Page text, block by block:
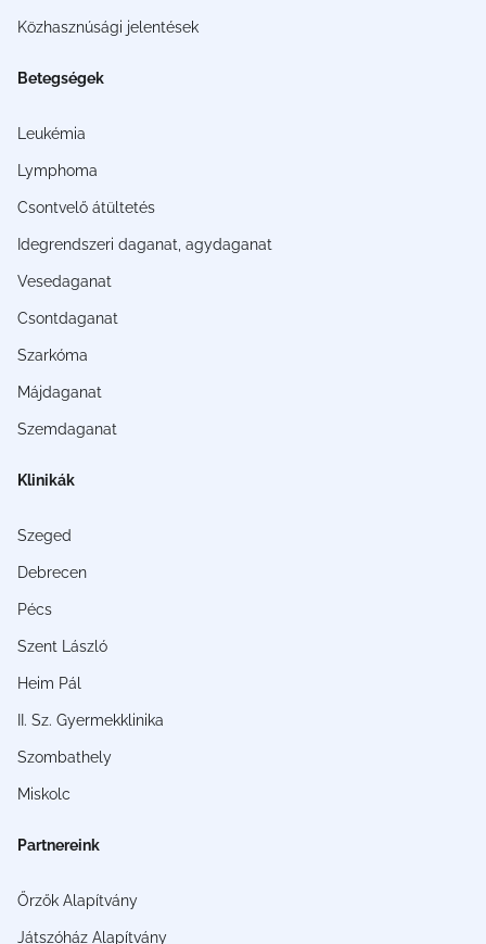
Közhasznúsági jelentések
Betegségek
Leukémia
Lymphoma
Csontvelő átültetés
Idegrendszeri daganat, agydaganat
Vesedaganat
Csontdaganat
Szarkóma
Májdaganat
Szemdaganat
Klinikák
Szeged
Debrecen
Pécs
Szent László
Heim Pál
II. Sz. Gyermekklinika
Szombathely
Miskolc
Partnereink
Őrzők Alapítvány
Játszóház Alapítvány